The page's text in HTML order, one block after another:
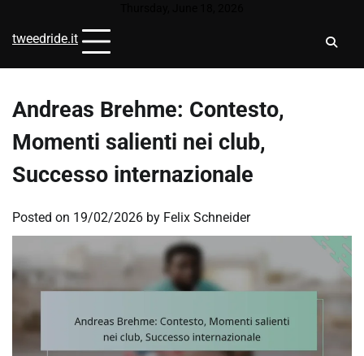
content
tweedride.it
Andreas Brehme: Contesto,
Momenti salienti nei club,
Successo internazionale
Posted on 19/02/2026 by Felix Schneider